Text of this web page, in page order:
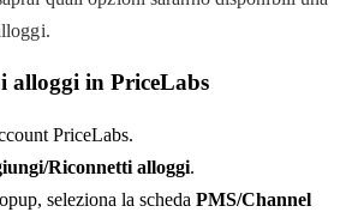
alloggi in PriceLabs
PriceLabs.
Riconnetti alloggi.
seleziona la scheda PMS/Channel